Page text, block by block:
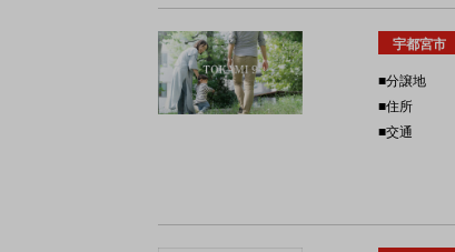
宇都宮市
■分譲地
■住所
■交通